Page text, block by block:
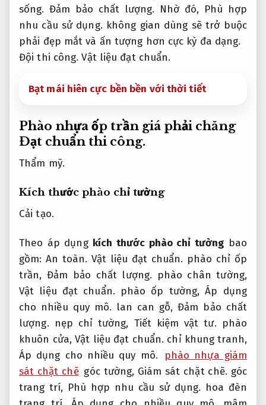
sống. Đảm bảo chất lượng. Nhờ đó, Phù hợp
nhu cầu sử dụng. không gian dùng sẽ trở buộc
phải đẹp mắt và ấn tượng hơn cực kỳ đa dạng.
Đội thi công. Vật liệu đạt chuẩn.
Bạt mái hiên cực bền bền với thời tiết
Phào nhựa ốp trần giá phải chăng
Đạt chuẩn thi công.
Thẩm mỹ.
Kích thước phào chỉ tường
Cải tạo.
Theo áp dụng kích thước phào chỉ tường bao
gồm: An toàn. Vật liệu đạt chuẩn. phào chỉ ốp
trần, Đảm bảo chất lượng. phào chân tường,
Vật liệu đạt chuẩn. phào ốp tường,Áp dụng
cho nhiều quy mô. lan can gỗ,Đảm bảo chất
lượng. nẹp chỉ tường, Tiết kiệm vật tư. phào
khuôn cửa,Vật liệu đạt chuẩn. chỉ khung tranh,
Áp dụng cho nhiều quy mô.
phào nhựa giám
sát chặt chẽ góc tường, Giám sát chặt chẽ. góc
trang trí, Phù hợp nhu cầu sử dụng. hoa đèn